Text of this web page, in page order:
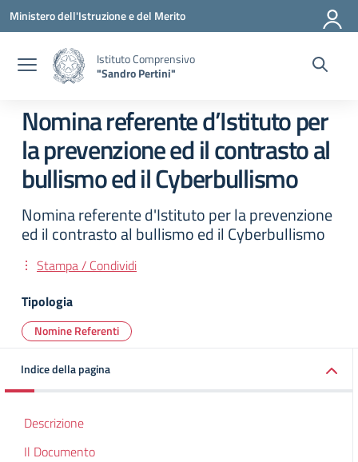
Vai ai contenuti
Vai al menu di navigazione
Vai al footer
Ministero dell'Istruzione e del Merito
Istituto Comprensivo
"Sandro Pertini"
Nomina referente d’Istituto per
la prevenzione ed il contrasto al
bullismo ed il Cyberbullismo
Nomina referente d'Istituto per la prevenzione
ed il contrasto al bullismo ed il Cyberbullismo
Stampa / Condividi
Tipologia
Nomine Referenti
Indice della pagina
Descrizione
Il Documento